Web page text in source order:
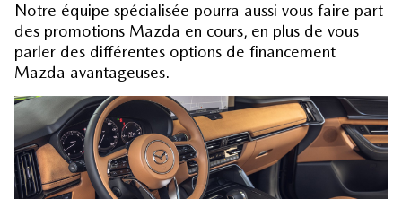
Notre équipe spécialisée pourra aussi vous faire part
des promotions Mazda en cours, en plus de vous
parler des différentes options de financement
Mazda avantageuses.